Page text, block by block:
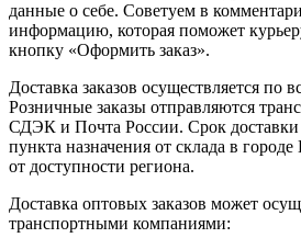
данные о себе. Советуем в
информацию, которая поможет
кнопку «Оформить заказ».
Доставка заказов осуществляется по
Розничные заказы отправляются
СДЭК и Почта России. Срок доставки
пункта назначения от склада в
от доступности региона.
Доставка оптовых заказов может
транспортными компаниями: